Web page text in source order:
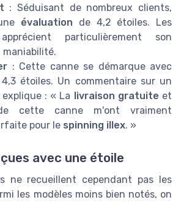
: Séduisant de nombreux clients,
évaluation de 4,2 étoiles. Les
particulièrement son
maniabilité.
: Cette canne se démarque avec
étoiles. Un commentaire sur un
: « La livraison gratuite et
cette canne m'ont vraiment
pour le spinning illex. »
avec une étoile
ne recueillent cependant pas les
les modèles moins bien notés, on